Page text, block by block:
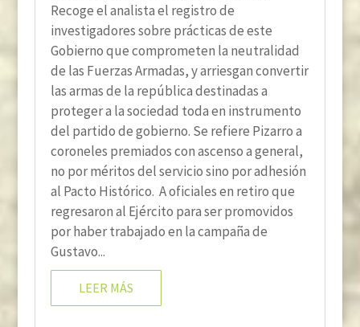
Recoge el analista el registro de
investigadores sobre prácticas de este
Gobierno que comprometen la neutralidad
de las Fuerzas Armadas, y arriesgan convertir
las armas de la república destinadas a
proteger a la sociedad toda en instrumento
del partido de gobierno. Se refiere Pizarro a
coroneles premiados con ascenso a general,
no por méritos del servicio sino por adhesión
al Pacto Histórico. A oficiales en retiro que
regresaron al Ejército para ser promovidos
por haber trabajado en la campaña de
Gustavo...
LEER MÁS